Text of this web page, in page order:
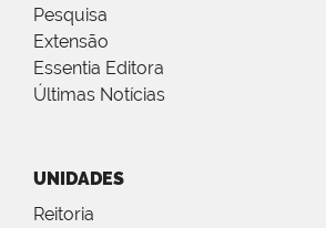
Pesquisa
Extensão
Essentia Editora
Últimas Notícias
UNIDADES
Reitoria